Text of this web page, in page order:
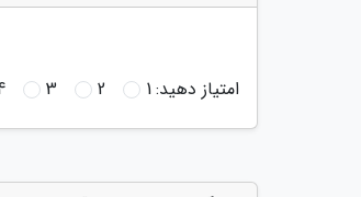
امتیاز دهید:1
2
3